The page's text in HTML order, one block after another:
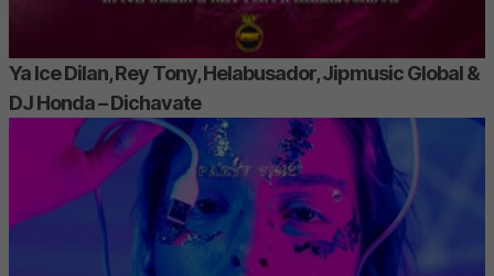
Ya Ice Dilan, Rey Tony, Helabusador, Jipmusic Global &
DJ Honda – Dichavate